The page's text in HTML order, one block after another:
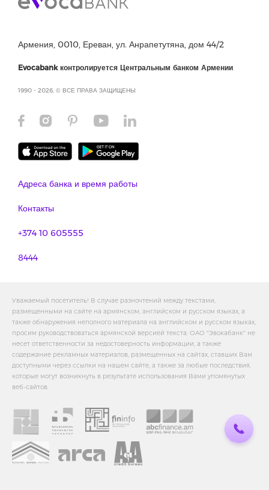
Армения, 0010, Ереван, ул. Анрапетутяна, дом 44/2
Evocabank контролируется Центральным банком Армении
1990 - 2026, © ВСЕ ПРАВА ЗАЩИЩЕНЫ
Адреса банка и время работы
Контакты
+374 10 605555
8444
Уважаемый посетитель! В случае разночтений между текстами,
размещенными на сайте на армянском, английском и русском языках, а
также обнаружения неполного материала на английском и русском языках,
просим руководствоваться армянской версией текста. ОАО "Эвокабанк" не
несет ответственности за недостоверность информации, а также
содержание рекламных материалов, размещенных на сайтах, ставших Вам
доступными через ссылки на нашем сайте, а также за любые последствия,
которые могут возникнуть в результате использования Вами упомянутых
веб-сайтов.